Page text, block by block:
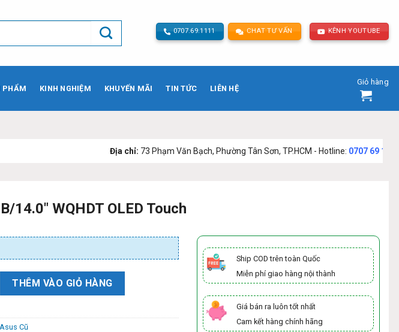
0707.69.1111 CHAT TƯ VẤN KÊNH YOUTUBE
PHẨM KINH NGHIỆM KHUYẾN MÃI TIN TỨC LIÊN HỆ
Giỏ hàng
73 Phạm Văn Bạch, Phường Tân Sơn, TP.HCM - Hotline:0707 69 1111
WQHDT OLED Touch
THÊM VÀO GIỎ HÀNG
Cũ
Ship COD trên toàn Quốc
Miễn phí giao hàng nội thành
Giá bán ra luôn tốt nhất
Cam kết hàng chính hãng